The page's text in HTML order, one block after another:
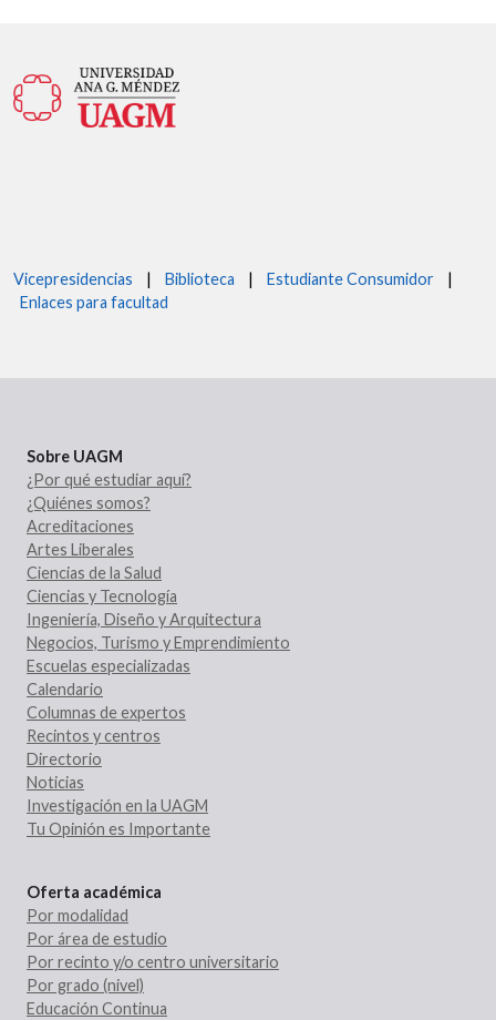
Vicepresidencias | Biblioteca | Estudiante Consumidor |
Enlaces para facultad
Sobre UAGM
¿Por qué estudiar aquí?
¿Quiénes somos?
Acreditaciones
Artes Liberales
Ciencias de la Salud
Ciencias y Tecnología
Ingeniería, Diseño y Arquitectura
Negocios, Turismo y Emprendimiento
Escuelas especializadas
Calendario
Columnas de expertos
Recintos y centros
Directorio
Noticias
Investigación en la UAGM
Tu Opinión es Importante
Oferta académica
Por modalidad
Por área de estudio
Por recinto y/o centro universitario
Por grado (nivel)
Educación Continua